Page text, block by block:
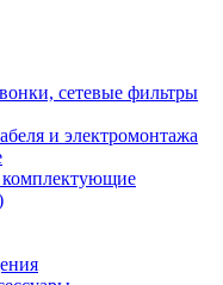
сетевые фильтры
и электромонтажа
комплектующие